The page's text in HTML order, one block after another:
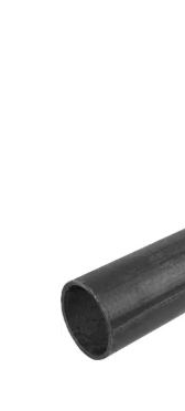
Страна
Толщина стенки
Диаметр наружный